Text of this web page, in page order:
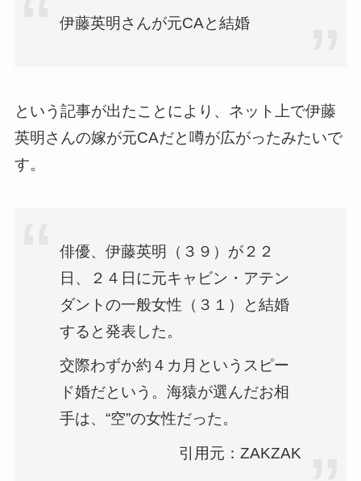
伊藤英明さんが元CAと結婚
という記事が出たことにより、ネット上で伊藤
英明さんの嫁が元CAだと噂が広がったみたいで
す。
俳優、伊藤英明（３９）が２２
日、２４日に元キャビン・アテン
ダントの一般女性（３１）と結婚
すると発表した。
交際わずか約４カ月というスピー
ド婚だという。海猿が選んだお相
手は、“空”の女性だった。
引用元：ZAKZAK